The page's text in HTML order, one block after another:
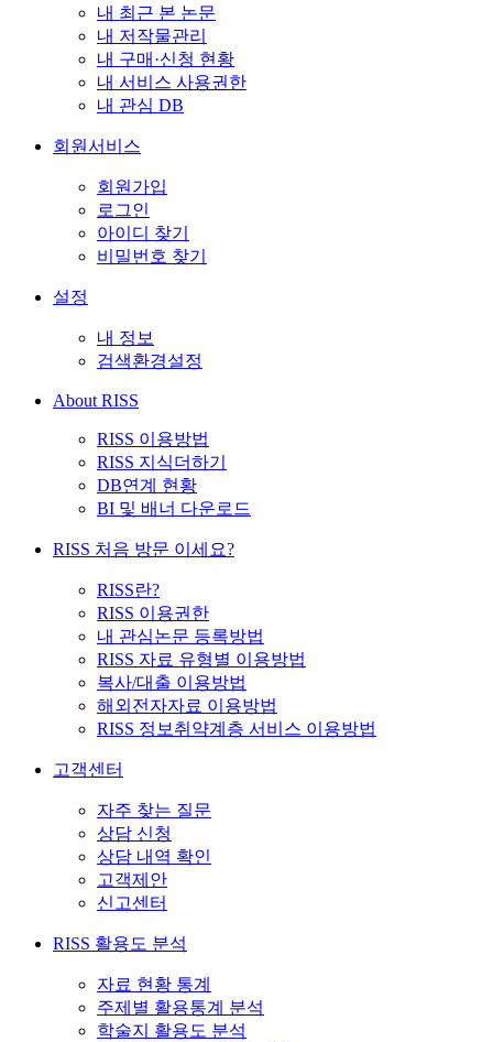
내 최근 본 논문
내 저작물관리
내 구매·신청 현황
내 서비스 사용권한
내 관심 DB
회원서비스
회원가입
로그인
아이디 찾기
비밀번호 찾기
설정
내 정보
검색환경설정
About RISS
RISS 이용방법
RISS 지식더하기
DB연계 현황
BI 및 배너 다운로드
RISS 처음 방문 이세요?
RISS란?
RISS 이용권한
내 관심논문 등록방법
RISS 자료 유형별 이용방법
복사/대출 이용방법
해외전자자료 이용방법
RISS 정보취약계층 서비스 이용방법
고객센터
자주 찾는 질문
상담 신청
상담 내역 확인
고객제안
신고센터
RISS 활용도 분석
자료 현황 통계
주제별 활용통계 분석
학술지 활용도 분석